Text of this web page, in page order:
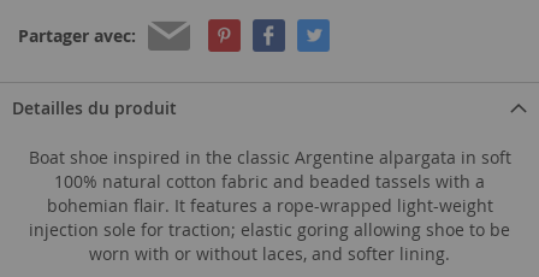
Partager avec:
Detailles du produit
Boat shoe inspired in the classic Argentine alpargata in soft
100% natural cotton fabric and beaded tassels with a
bohemian flair. It features a rope-wrapped light-weight
injection sole for traction; elastic goring allowing shoe to be
worn with or without laces, and softer lining.